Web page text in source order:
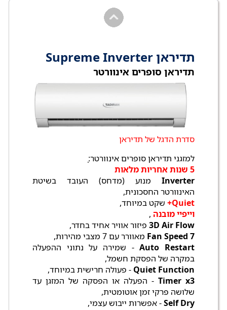
תדיראן Supreme Inverter
תדיראן סופרים אינוורטר
סדרת הדגל של תדיראן
למזגני תדיראן סופרים אינוורטר:ָ
5 שנות אחריות מלאות
Inverter מנוע (מדחס) העובד בשיטת
האינוורטר החסכונית,
Quiet+
שקט במיוחד,
וייפיי מובנה ,
3D Air Flow פיזור אוויר אחיד בחדר,
7 Fan Speed
מאוורר עם 7 מצבי מהירות,
Auto Restart- שמירה על נתוני ההפעלה
במקרה של הפסקת חשמל,
Quiet Function - פעולה חרישית במיוחד,
Timer x3 - הפעלה או הפסקה של המזגן עד
שלושה פרקי זמן אוטומטית,
Self Dry- אפשרות ייבוש עצמי,